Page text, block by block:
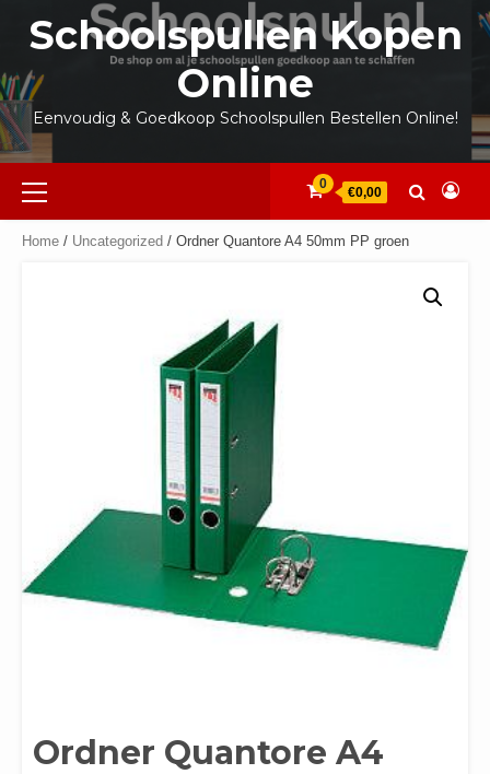
inhoud
Schoolspullen Kopen
Online
Eenvoudig & Goedkoop Schoolspullen Bestellen Online!
Primair
menu
0
€0,00
Home / Uncategorized / Ordner Quantore A4 50mm PP groen
Ordner Quantore A4